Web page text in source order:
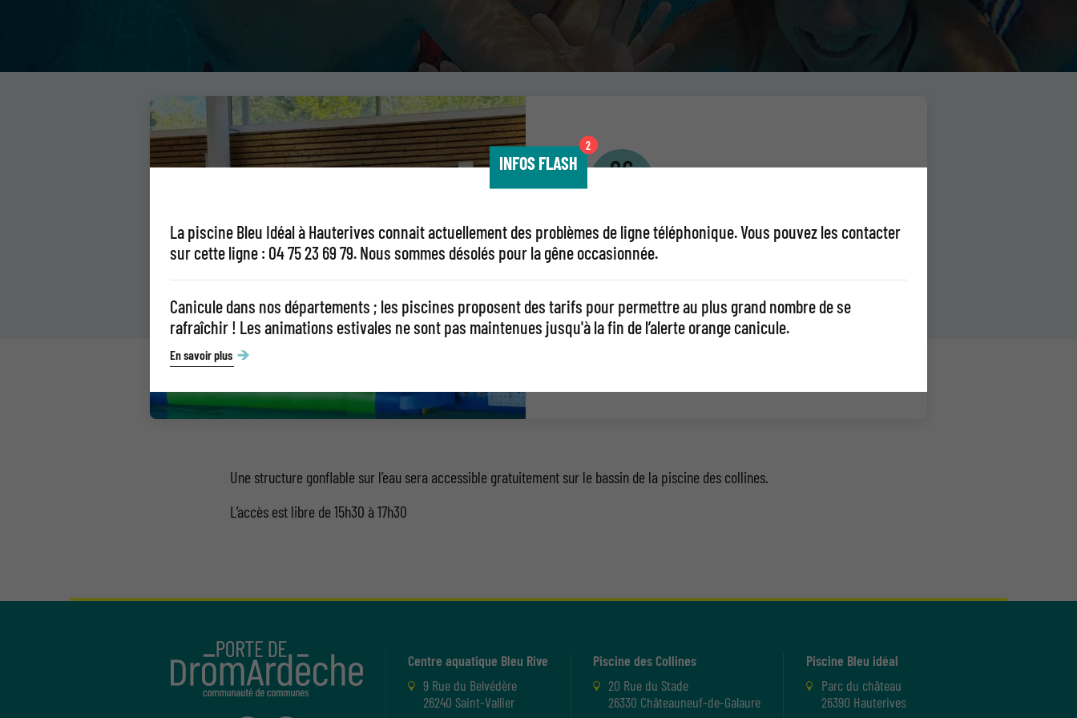
26
Structure gonflable
sur l’eau
Piscine des collines - Châteauneuf-de-
Une structure gonflable sur l’eau sera accessible gratuitement sur le bassin de la piscine des collines.
L’accès est libre de 15h30 à 17h30
Centre aquatique Bleu Rive
9 Rue du Belvédère
26240 Saint-Vallier
Piscine des Collines
20 Rue du Stade
26330 Châteauneuf-de-Galaure
Piscine Bleu idéal
Parc du château
26390 Hauterives
INFOS FLASH
La piscine Bleu Idéal à Hauterives connait actuellement des problèmes de ligne téléphonique. Vous pouvez les contacter
sur cette ligne : 04 75 23 69 79. Nous sommes désolés pour la gêne occasionnée.
Canicule dans nos départements ; les piscines proposent des tarifs pour permettre au plus grand nombre de se
rafraîchir ! Les animations estivales ne sont pas maintenues jusqu'à la fin de l’alerte orange canicule.
En savoir plus